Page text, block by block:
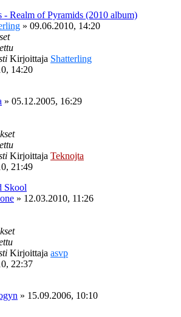
- Realm of Pyramids (2010 album)
» 09.06.2010, 14:20
Kirjoittaja Shatterling
14:20
» 05.12.2005, 16:29
Kirjoittaja Teknojta
21:49
Skool
» 12.03.2010, 11:26
Kirjoittaja asvp
22:37
» 15.09.2006, 10:10